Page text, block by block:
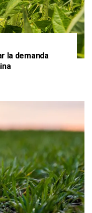
la demanda